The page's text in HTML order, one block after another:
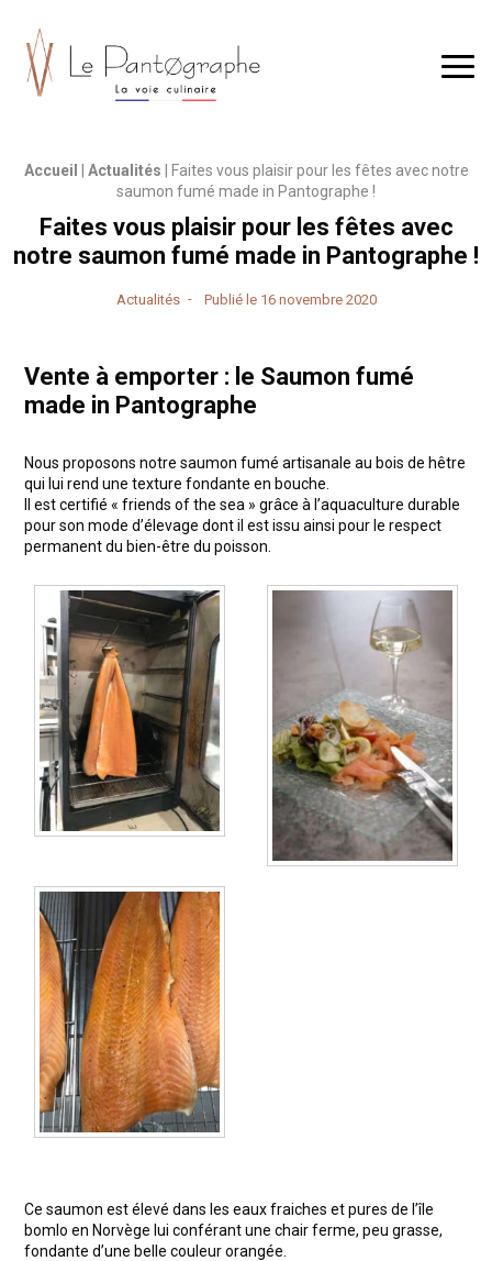
Le Pantographe Restaurant éco-responsable à KMØ Mulhouse
Accueil Actualités
Faites vous plaisir pour les fêtes avec notre
saumon fumé made in Pantographe !
Faites vous plaisir pour les fêtes avec
notre saumon fumé made in Pantographe !
Actualités Publié le 16 novembre 2020
Vente à emporter : le Saumon fumé
made in Pantographe
Nous proposons notre saumon fumé artisanale au bois de hêtre
qui lui rend une texture fondante en bouche.
Il est certifié « friends of the sea » grâce à l’aquaculture durable
pour son mode d’élevage dont il est issu ainsi pour le respect
permanent du bien-être du poisson.
Ce saumon est élevé dans les eaux fraiches et pures de l’île
bomlo en Norvège lui conférant une chair ferme, peu grasse,
fondante d’une belle couleur orangée.